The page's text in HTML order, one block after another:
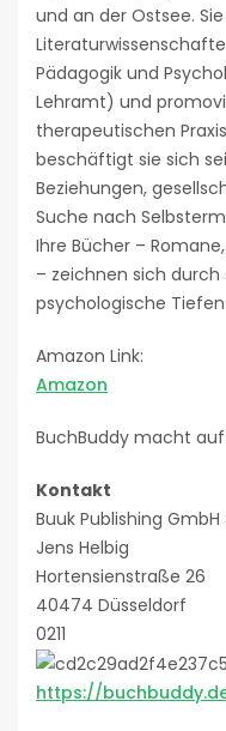
und an der Ostsee.
Pädagogik und
Lehramt) und
therapeutischen
beschäftigt sie sich
Beziehungen,
Suche nach
Ihre Bücher –
– zeichnen sich
psychologische
Amazon Link:
Amazon
BuchBuddy macht
Kontakt
Buuk Publishing GmbH
Jens Helbig
Hortensienstraße 26
40474 Düsseldorf
0211
https://